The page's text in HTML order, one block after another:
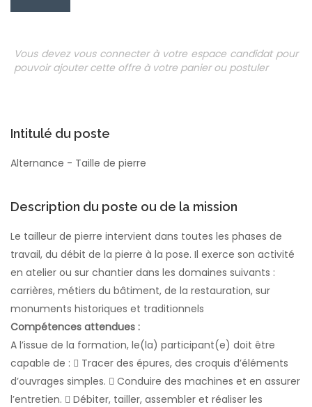
Vous devez vous connecter à votre espace candidat pour
pouvoir ajouter cette offre à votre panier ou postuler
Intitulé du poste
Alternance - Taille de pierre
Description du poste ou de la mission
Le tailleur de pierre intervient dans toutes les phases de
travail, du débit de la pierre à la pose. Il exerce son activité
en atelier ou sur chantier dans les domaines suivants :
carrières, métiers du bâtiment, de la restauration, sur
monuments historiques et traditionnels
Compétences attendues :
A l’issue de la formation, le(la) participant(e) doit être
capable de :  Tracer des épures, des croquis d’éléments
d’ouvrages simples.  Conduire des machines et en assurer
l’entretien.  Débiter, tailler, assembler et réaliser les